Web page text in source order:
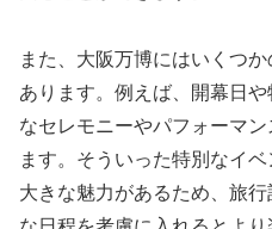
また、大阪万博にはいくつ
あります。例えば、開幕日
なセレモニーやパフォーマ
ます。そういった特別なイ
大きな魅力があるため、旅